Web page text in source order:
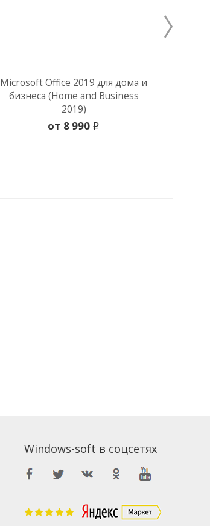
Microsoft Office 2019 для дома и
бизнеса (Home and Business
2019)
oт 8 990 i
Windows-soft в соцсетях